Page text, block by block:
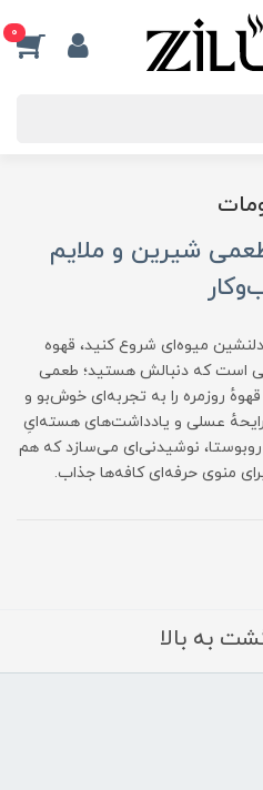
0
شیرین و ملایم
میوه‌ای شروع کنید، قهوه
است که دنبالش هستید؛ طعمی
روزمره را به تجربه‌ای خوش‌بو و
عسلی و یادداشت‌های هسته‌ایِ
نوشیدنی‌ای می‌سازد که هم
منوی حرفه‌ای کافه‌ها جذاب.
به بالا